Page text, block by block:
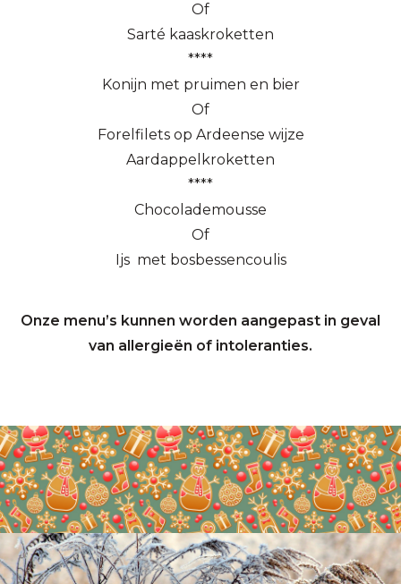
Of
Sarté kaaskroketten
****
Konijn met pruimen en bier
Of
Forelfilets op Ardeense wijze
Aardappelkroketten
****
Chocolademousse
Of
Ijs met bosbessencoulis
Onze menu’s kunnen worden aangepast in geval
van allergieën of intoleranties.